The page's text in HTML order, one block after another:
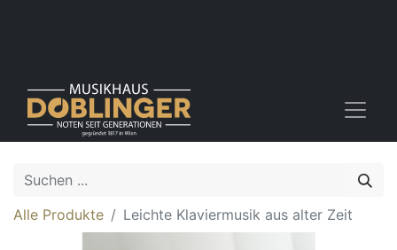
Alle Produkte Leichte Klaviermusik aus alter Zeit